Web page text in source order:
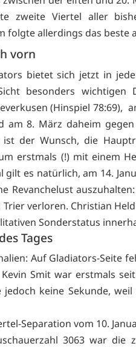
zweite Viertel aller
folgte allerdings
vorn
bietet sich jetzt in
besonders wichtigen
(Hinspiel 78:69),
am 8. März daheim
ist der Wunsch, die
erstmals (!) mit einem
gilt es natürlich, am 14.
Revanchelust
Trier verloren. Christian
Tages
Auf Gladiators-Seite
Kevin Smit war erstmals
jedoch keine Sekunde,
Separation vom 10.
3063 war